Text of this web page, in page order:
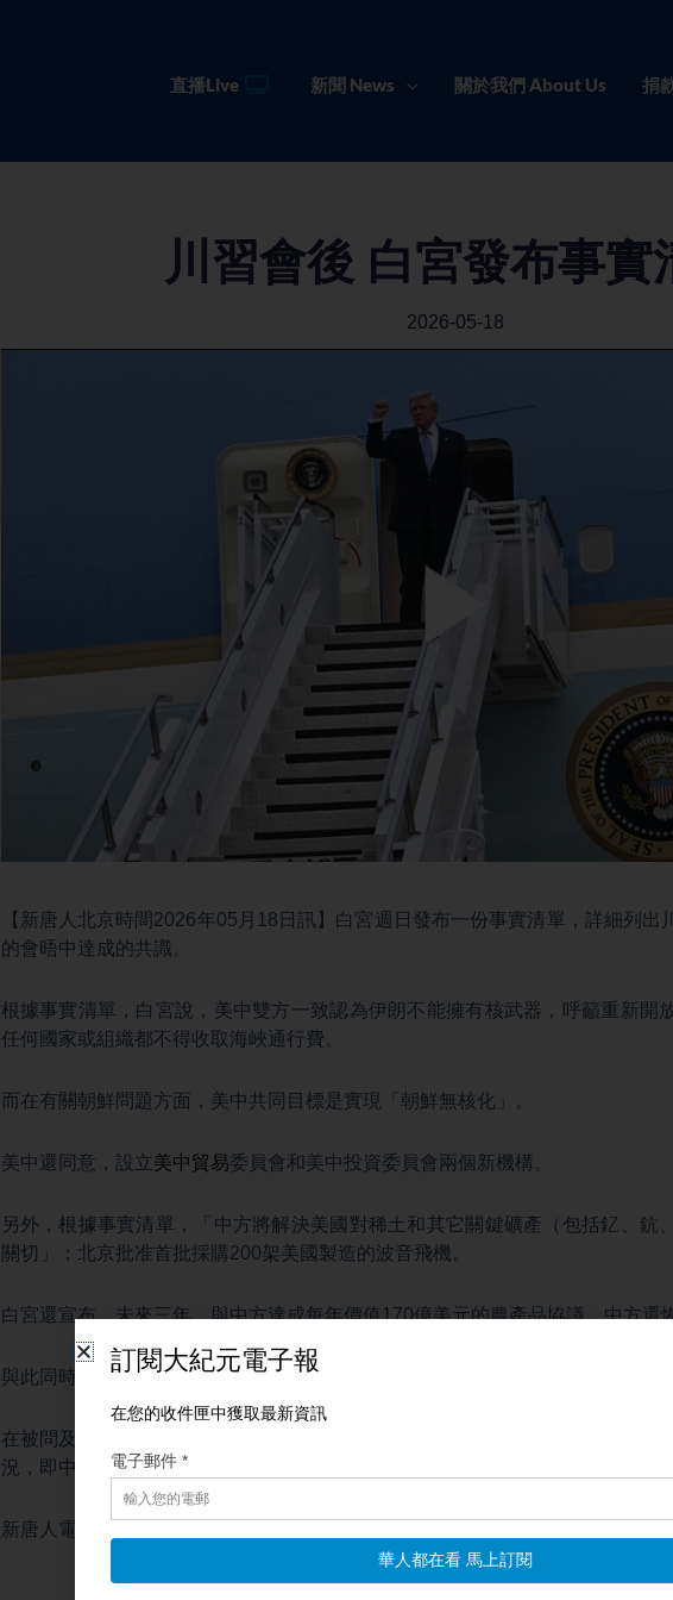
直播Live 新聞 News 關於我們 About Us 捐
川習會後 白宮發布事實
2026-05-18
【新唐人北京時間2026年05月18日訊】白宮週日發布一份事實清單，詳細列出
的會晤中達成的共識。
根據事實清單，白宮說，美中雙方一致認為伊朗不能擁有核武器，呼籲重新開
任何國家或組織都不得收取海峽通行費。
而在有關朝鮮問題方面，美中共同目標是實現「朝鮮無核化」。
美中還同意，設立美中貿易委員會和美中投資委員會兩個新機構。
另外，根據事實清單，「中方將解決美國對稀土和其它關鍵礦產（包括釔、鈧
關切」；北京批准首批採購200架美國製造的波音飛機。
白宮還宣布，未來三年，與中方達成每年價值170億美元的農產品協議。中方還
與此同時，美國貿易代表傑米森‧格里爾週日在接受CBS節目《面對全國》（採訪
在被問及是否會根據301調查結果加徵新關稅時，格里爾表示，「如果調查結果
況，即中國和其它國家存在嚴重的產能過剩問題，我們肯定會向總統提出這些方
新唐人電視台記者李梅綜合報導